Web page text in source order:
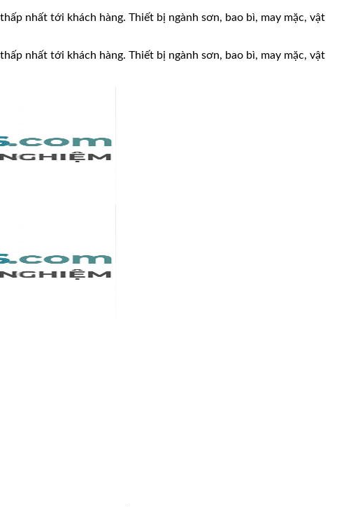
nhất tới khách hàng. Thiết bị ngành sơn, bao bì, may mặc, vật
nhất tới khách hàng. Thiết bị ngành sơn, bao bì, may mặc, vật